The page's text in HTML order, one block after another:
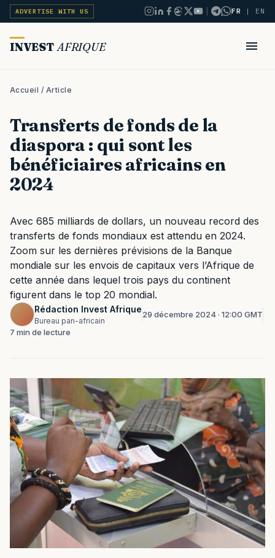
ADVERTISE WITH US | FR | EN
INVEST AFRIQUE
Accueil / Article
Transferts de fonds de la
diaspora : qui sont les
bénéficiaires africains en
2024
Avec 685 milliards de dollars, un nouveau record des
transferts de fonds mondiaux est attendu en 2024.
Zoom sur les dernières prévisions de la Banque
mondiale sur les envois de capitaux vers l’Afrique de
cette année dans lequel trois pays du continent
figurent dans le top 20 mondial.
Rédaction Invest Afrique
Bureau pan-africain
29 décembre 2024 · 12:00 GMT
7 min de lecture